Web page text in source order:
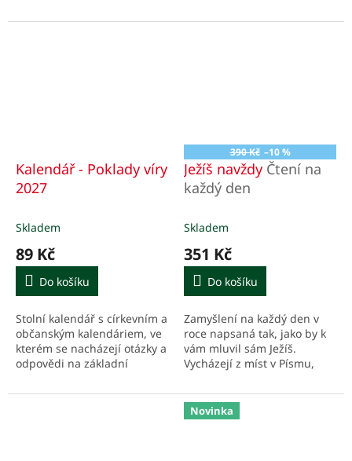
biblických příběhů,
snímky českých a
Kalendář - Poklady víry
2027
Skladem
89 Kč
Do košíku
Stolní kalendář s církevním a
občanským kalendáriem, ve
kterém se nacházejí otázky a
odpovědi na základní
fotografiemi kostelů, přírody
390 Kč –10 %
Ježíš navždy Čtení na
každý den
Skladem
351 Kč
Do košíku
Zamyšlení na každý den v
roce napsaná tak, jako by k
vám mluvil sám Ježíš.
Vycházejí z míst v Písmu,
každého podnětu jsou i
biblické odkazy.
Novinka